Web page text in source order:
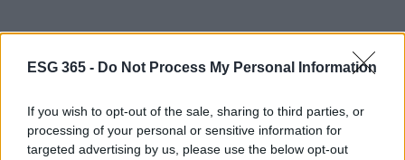
ESG 365 - Do Not Process My Personal Information
If you wish to opt-out of the sale, sharing to third parties, or
processing of your personal or sensitive information for
targeted advertising by us, please use the below opt-out